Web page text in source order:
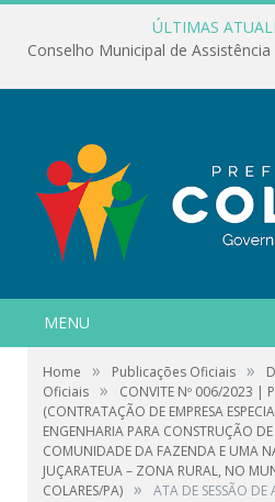
ÚLTIMAS
MENU
Home » Publicações Oficiais »
Oficiais »
CONVITE Nº 006/2023 |
(CONTRATAÇÃO DE EMPRESA
ENGENHARIA PARA CONSTRUÇÃO
COMUNIDADE DA FAZENDA E UMA
JUÇARATEUA – ZONA RURAL, NO
COLARES/PA) » ATA DE SESSÃO DE